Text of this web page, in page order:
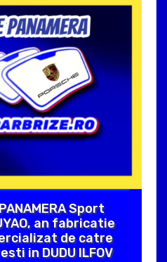
Sport
an fabricatie
de catre
in DUDU ILFOV